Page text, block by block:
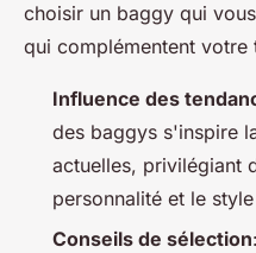
choisir un baggy qui
qui complémentent votre
Influence des
des baggys s'inspire
actuelles, privilégiant
personnalité et le
Conseils de sélection